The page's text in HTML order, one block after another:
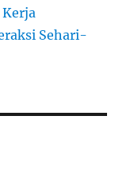
Kerja
Sehari-